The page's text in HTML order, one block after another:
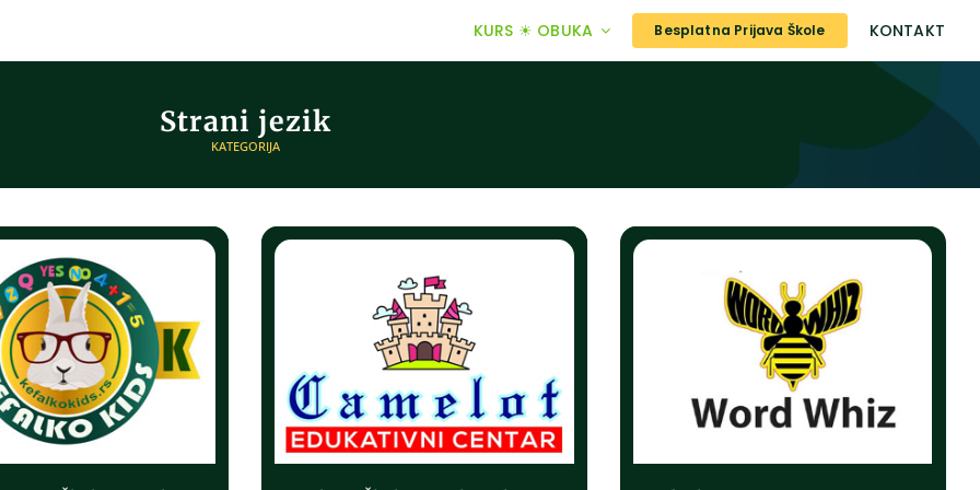
KURS ☀ OBUKA Besplatna Prijava Škole KONTAKT
Strani jezik
KATEGORIJA